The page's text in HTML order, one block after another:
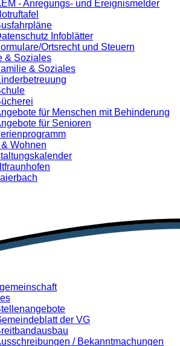
- Anregungs- und Ereignismelder
Infoblätter
Ortsrecht und Steuern
& Soziales
& Soziales
für Menschen mit Behinderung
für Senioren
Wohnen
der VG
/ Bekanntmachungen